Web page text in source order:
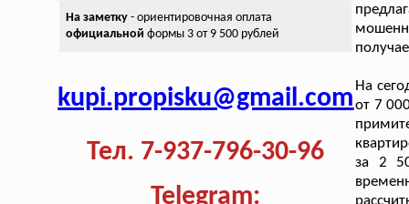
На заметку- ориентировочная оплата
официальной формы 3 от 9 500 рублей
kupi.propisku@gmail.com
Тел. 7-937-796-30-96
Telegram:
На
от 7
за 2